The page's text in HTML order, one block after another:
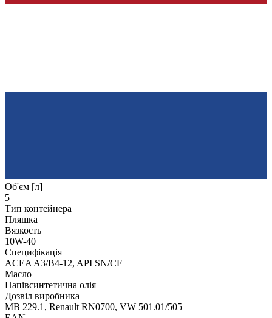
Об'єм [л]
5
Тип контейнера
Пляшка
Вязкость
10W-40
Специфікація
ACEA A3/B4-12, API SN/CF
Масло
Напівсинтетична олія
Дозвіл виробника
MB 229.1, Renault RN0700, VW 501.01/505